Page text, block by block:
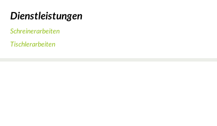
Dienstleistungen
Schreinerarbeiten
Tischlerarbeiten